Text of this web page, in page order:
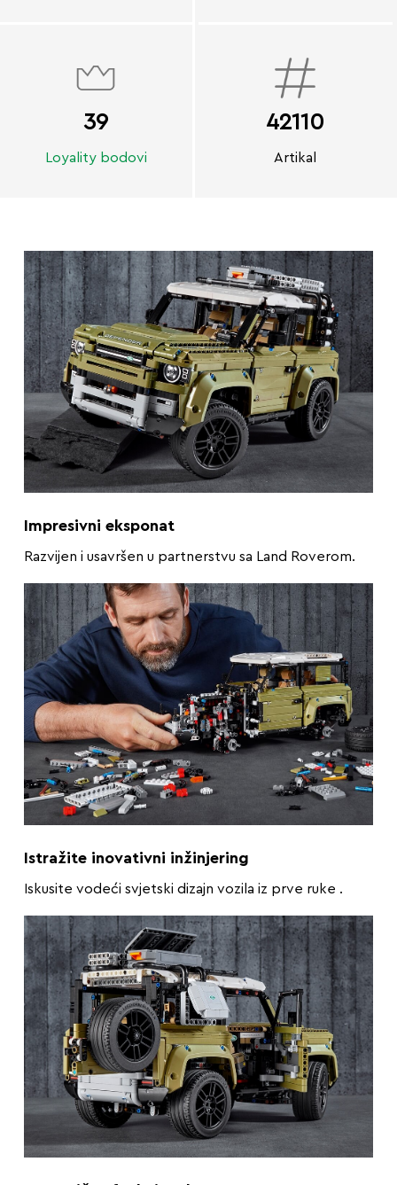
39
Loyality bodovi
42110
Artikal
Impresivni eksponat
Razvijen i usavršen u partnerstvu sa Land Roverom.
Istražite inovativni inžinjering
Iskusite vodeći svjetski dizajn vozila iz prve ruke .